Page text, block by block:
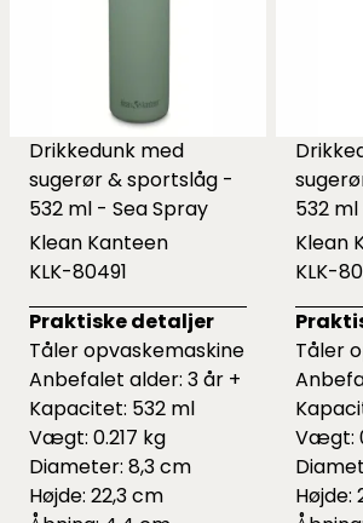
Drikkedunk med
sugerør & sportslåg -
532 ml - Sea Spray
Klean Kanteen
KLK-80491
Praktiske detaljer
Tåler opvaskemaskine
Anbefalet alder: 3 år +
Kapacitet: 532 ml
Vægt: 0.217 kg
Diameter: 8,3 cm
Højde: 22,3 cm
532
Klean
KLK-
Tåler
Vægt:
Højde: